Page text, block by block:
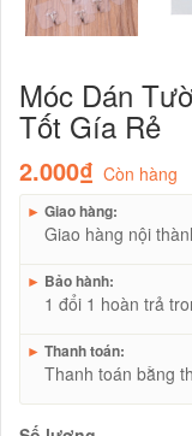
Móc Dán
Tốt Gía Rẻ
2.000₫ Còn hàng
► Giao hàng:
Giao hàng nội
► Bảo hành:
1 đổi 1 hoàn trả
► Thanh toán:
Thanh toán bằng